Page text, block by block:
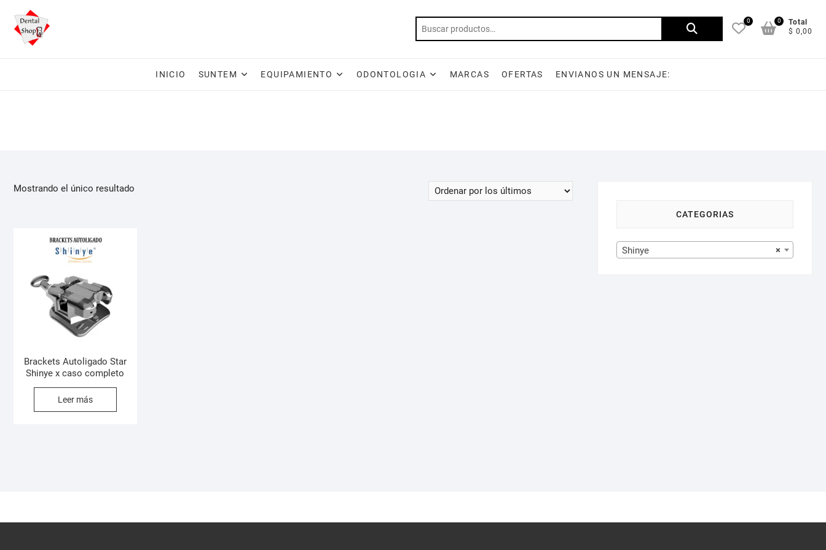
contenido
Buscar
0
Total
$ 0,00
0
INICIO SUNTEM EQUIPAMIENTO ODONTOLOGIA MARCAS OFERTAS ENVIANOS UN MENSAJE:
Mostrando el único resultado
Brackets Autoligado Star
Shinye x caso completo
Leer más
CATEGORIAS
×
Shinye